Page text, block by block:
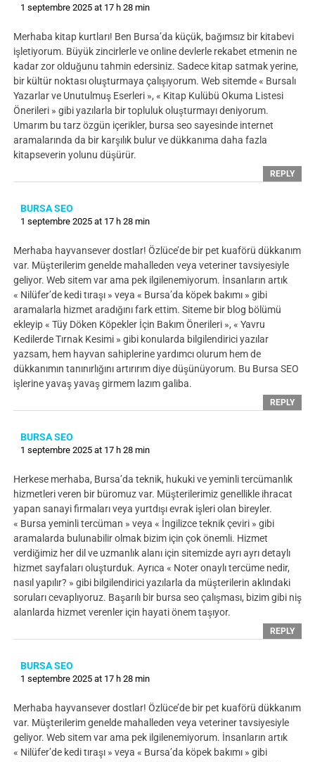
1 septembre 2025 at 17 h 28 min
Merhaba kitap kurtları! Ben Bursa’da küçük, bağımsız bir kitabevi
işletiyorum. Büyük zincirlerle ve online devlerle rekabet etmenin ne
kadar zor olduğunu tahmin edersiniz. Sadece kitap satmak yerine,
bir kültür noktası oluşturmaya çalışıyorum. Web sitemde « Bursalı
Yazarlar ve Unutulmuş Eserleri », « Kitap Kulübü Okuma Listesi
Önerileri » gibi yazılarla bir topluluk oluşturmayı deniyorum.
Umarım bu tarz özgün içerikler, bursa seo sayesinde internet
aramalarında da bir karşılık bulur ve dükkanıma daha fazla
kitapseverin yolunu düşürür.
REPLY
BURSA SEO
1 septembre 2025 at 17 h 28 min
Merhaba hayvansever dostlar! Özlüce’de bir pet kuaförü dükkanım
var. Müşterilerim genelde mahalleden veya veteriner tavsiyesiyle
geliyor. Web sitem var ama pek ilgilenemiyorum. İnsanların artık
« Nilüfer’de kedi tıraşı » veya « Bursa’da köpek bakımı » gibi
aramalarla hizmet aradığını fark ettim. Siteme bir blog bölümü
ekleyip « Tüy Döken Köpekler İçin Bakım Önerileri », « Yavru
Kedilerde Tırnak Kesimi » gibi konularda bilgilendirici yazılar
yazsam, hem hayvan sahiplerine yardımcı olurum hem de
dükkanımın tanınırlığını artırırım diye düşünüyorum. Bu Bursa SEO
işlerine yavaş yavaş girmem lazım galiba.
REPLY
BURSA SEO
1 septembre 2025 at 17 h 28 min
Herkese merhaba, Bursa’da teknik, hukuki ve yeminli tercümanlık
hizmetleri veren bir büromuz var. Müşterilerimiz genellikle ihracat
yapan sanayi firmaları veya yurtdışı evrak işleri olan bireyler.
« Bursa yeminli tercüman » veya « İngilizce teknik çeviri » gibi
aramalarda bulunabilir olmak bizim için çok önemli. Hizmet
verdiğimiz her dil ve uzmanlık alanı için sitemizde ayrı ayrı detaylı
hizmet sayfaları oluşturduk. Ayrıca « Noter onaylı tercüme nedir,
nasıl yapılır? » gibi bilgilendirici yazılarla da müşterilerin aklındaki
soruları cevaplıyoruz. Başarılı bir bursa seo çalışması, bizim gibi niş
alanlarda hizmet verenler için hayati önem taşıyor.
REPLY
BURSA SEO
1 septembre 2025 at 17 h 28 min
Merhaba hayvansever dostlar! Özlüce’de bir pet kuaförü dükkanım
var. Müşterilerim genelde mahalleden veya veteriner tavsiyesiyle
geliyor. Web sitem var ama pek ilgilenemiyorum. İnsanların artık
« Nilüfer’de kedi tıraşı » veya « Bursa’da köpek bakımı » gibi